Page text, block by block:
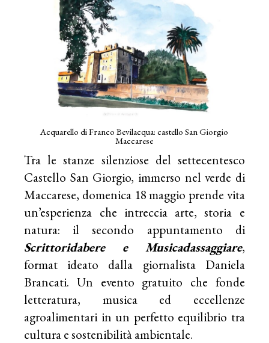
Acquarello di Franco Bevilacqua: castello San Giorgio
Maccarese
Tra le stanze silenziose del settecentesco
Castello San Giorgio, immerso nel verde di
Maccarese, domenica 18 maggio prende vita
un’esperienza che intreccia arte, storia e
natura: il secondo appuntamento di
Scrittoridabere e Musicadassaggiare,
format ideato dalla giornalista Daniela
Brancati. Un evento gratuito che fonde
letteratura, musica ed eccellenze
agroalimentari in un perfetto equilibrio tra
cultura e sostenibilità ambientale.